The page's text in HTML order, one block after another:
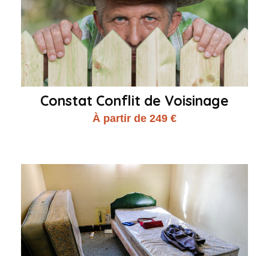
Constat Conflit de Voisinage
À partir de 249 €